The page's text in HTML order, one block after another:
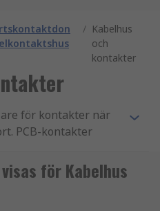
/ Kabelhus
och
kontakter
för kontakter när
PCB-kontakter
till ett kretskort.
för Kabelhus